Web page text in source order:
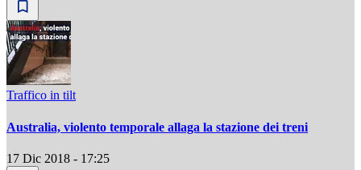
Traffico in tilt
Australia, violento temporale allaga la stazione dei treni
17 Dic 2018 - 17:25